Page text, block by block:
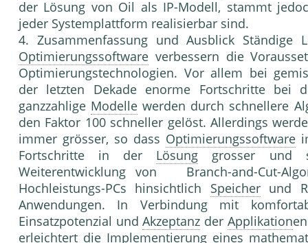
der Lö­sung von Oil als IP-Modell, stammt
jeder Systemplatt­form realisierbar sind.
4. Zusammenfassung und Ausblick Ständige
Optimierungssoftware verbessern die
Optimierungstechnologien. Vor allem bei
der letzten Dekade enorme Fortschritte bei
ganzzahlige Modelle werden durch schnellere
den Faktor 100 schneller gelöst. Allerdings
immer grösser, so dass Optimierungssoftware
Fortschritte in der Lösung gro­sser und
Weiterentwicklung von Branch-and-Cut-
Hochleistungs-PCs hinsichtlich Speicherund
Anwendungen. In Verbindung mit
Einsatzpotenzial undAkzeptanz der Applikation
erleichtert die Implementierung eines